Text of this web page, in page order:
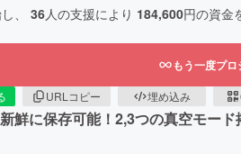
、 36人の支援により 184,600円の資金
もう一度プ
URLコピー 埋め込み
鮮に保存可能！2,3つの真空モー